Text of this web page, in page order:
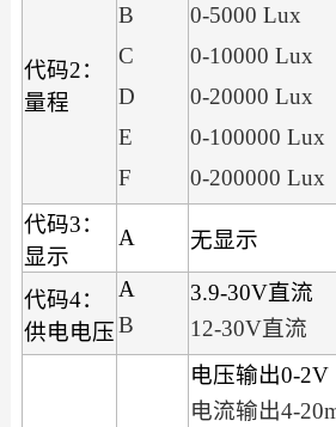
代码2：
量程
B
C
D
E
F
0-5000 Lux
0-10000 Lux
0-20000 Lux
0-100000 Lux
0-200000 Lux
代码3：
显示
A 无显示
代码4：
供电电压
A
B
3.9-30V直流
12-30V直流
电压输出0-2V
电流输出4-